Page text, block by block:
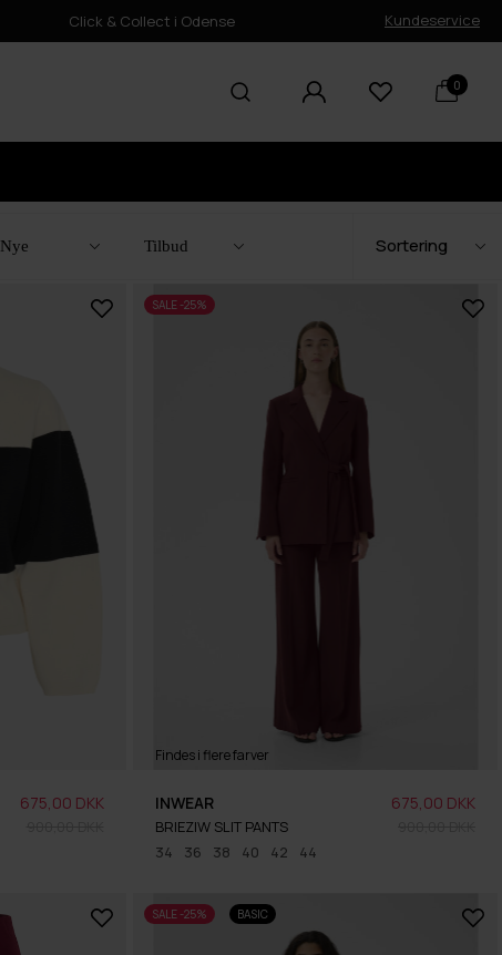
Click & Collect i Odense Kundeservice
0
Nye Tilbud
675,00 DKK
SALE -25%
Findes i flere farver
34 36 38 40 42 44
INWEAR
BRIEZIW SLIT PANTS
675,00 DKK
SALE -25% BASIC